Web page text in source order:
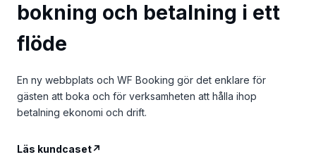
bokning och betalning i ett
flöde
En ny webbplats och WF Booking gör det enklare för
gästen att boka och för verksamheten att hålla ihop
betalning ekonomi och drift.
Läs kundcaset↗